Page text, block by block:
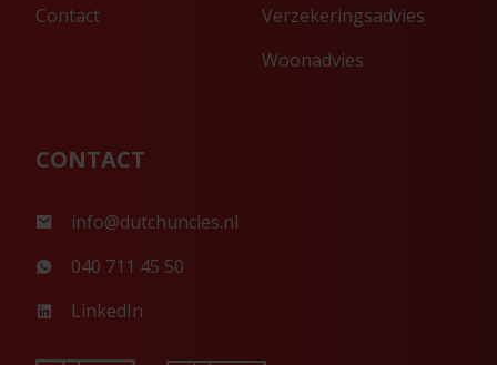
Contact
Verzekeringsadvies
Woonadvies
CONTACT
info@dutchuncles.nl
040 711 45 50
LinkedIn